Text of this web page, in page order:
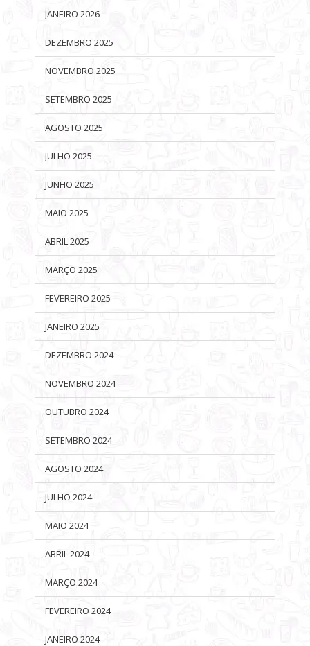
JANEIRO 2026
DEZEMBRO 2025
NOVEMBRO 2025
SETEMBRO 2025
AGOSTO 2025
JULHO 2025
JUNHO 2025
MAIO 2025
ABRIL 2025
MARÇO 2025
FEVEREIRO 2025
JANEIRO 2025
DEZEMBRO 2024
NOVEMBRO 2024
OUTUBRO 2024
SETEMBRO 2024
AGOSTO 2024
JULHO 2024
MAIO 2024
ABRIL 2024
MARÇO 2024
FEVEREIRO 2024
JANEIRO 2024